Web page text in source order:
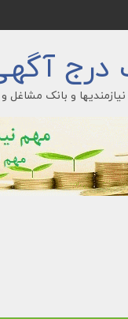
آگهی
و بانک مشاغل